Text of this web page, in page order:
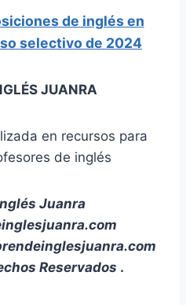
de inglés en
selectivo de 2024
JUANRA
en recursos para
de inglés
Juanra
Reservados .